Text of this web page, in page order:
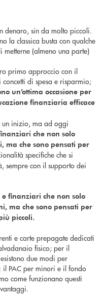
denaro, sin da molto piccoli.
la classica busta con qualche
(almeno una parte)
primo approccio con il
di spesa e risparmio;
un’ottima occasione per
finanziaria efficace
un inizio, ma ad oggi
che non solo
ma che sono pensati per
specifiche che si
sempre con il supporto dei
finanziari che non solo
ma che sono pensati per
piccoli.
e carte prepagate dedicati
fisico; per il
due modi per
il PAC per minori e il fondo
come funzionano questi